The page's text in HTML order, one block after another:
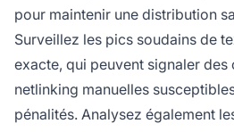
pour maintenir une distribution
Surveillez les pics soudains de
exacte, qui peuvent signaler des
netlinking manuelles
pénalités. Analysez également